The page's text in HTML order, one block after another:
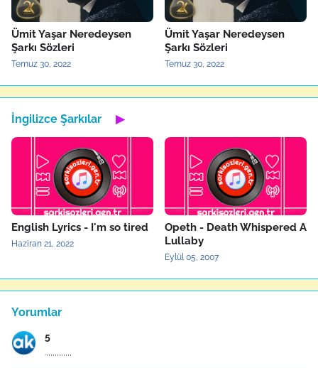
Ümit Yaşar Neredeysen
Şarkı Sözleri
Temuz 30, 2022
Ümit Yaşar Neredeysen
Şarkı Sözleri
Temuz 30, 2022
İngilizce Şarkılar ▶
English Lyrics - I'm so tired
Haziran 21, 2022
Opeth - Death Whispered A
Lullaby
Eylül 05, 2007
Yorumlar
5
.,,,,,,,,,,,,